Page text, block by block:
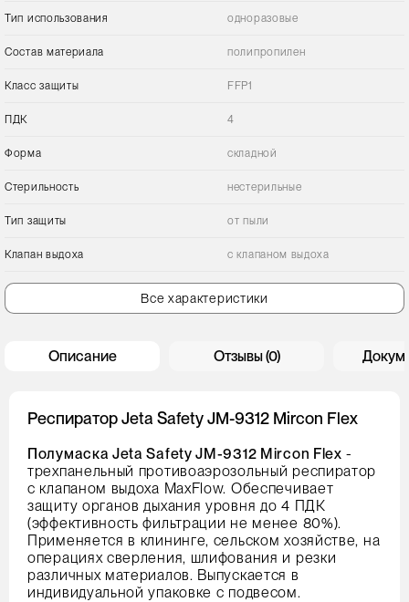
Тип использования одноразовые
Состав материала полипропилен
Класс защиты FFP1
ПДК 4
Форма складной
Стерильность нестерильные
Тип защиты от пыли
Клапан выдоха с клапаном выдоха
Все характеристики
Описание Отзывы (0)
Респиратор Jeta Safety JM-9312 Mircon Flex
Полумаска Jeta Safety JM-9312 Mircon Flex -
трехпанельный противоаэрозольный респиратор
с клапаном выдоха MaxFlow. Обеспечивает
защиту органов дыхания уровня до 4 ПДК
(эффективность фильтрации не менее 80%).
Применяется в клининге, сельском хозяйстве, на
операциях сверления, шлифования и резки
различных материалов. Выпускается в
индивидуальной упаковке с подвесом.